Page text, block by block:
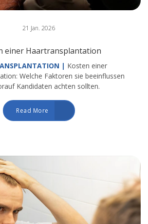
21 Jan. 2026
einer Haartransplantation
| Kosten einer
Welche Faktoren sie beeinflussen
Kandidaten achten sollten.
Read More